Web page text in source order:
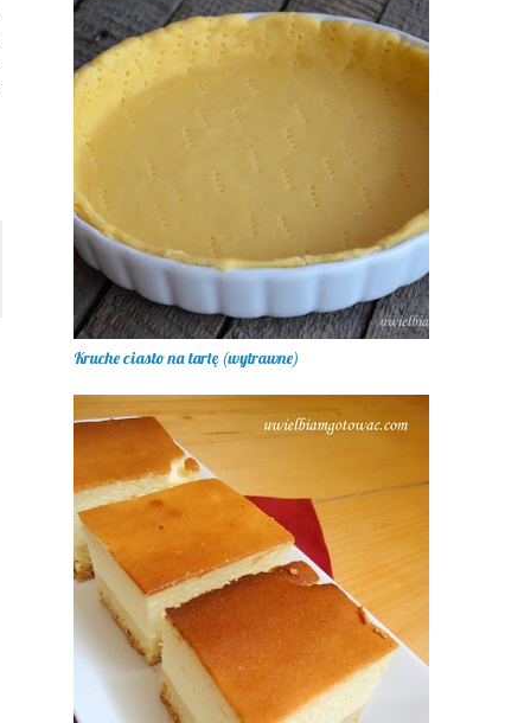
Kruche ciasto na tartę (wytrawne)